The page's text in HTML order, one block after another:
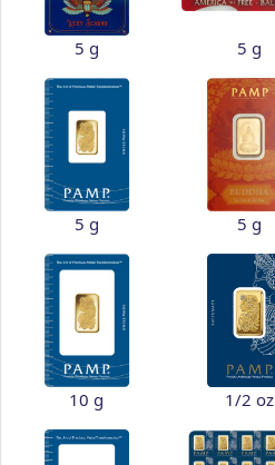
5 g 5 g
5 g 5 g
10 g 1/2 oz